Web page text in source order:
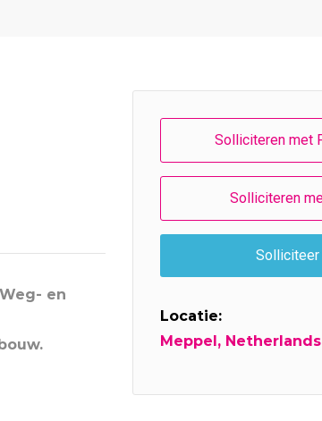
en
Locatie:
Meppel, Netherlands